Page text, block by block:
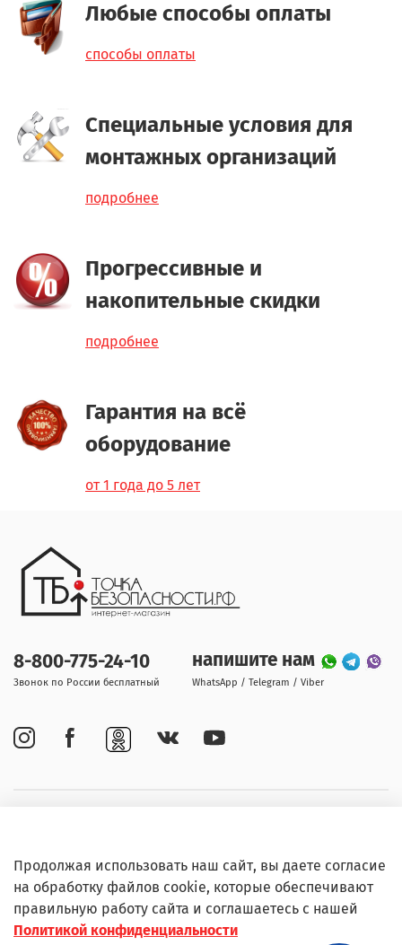
Любые способы оплаты
способы оплаты
Специальные условия для
монтажных организаций
подробнее
Прогрессивные и
накопительные скидки
подробнее
Гарантия на всё
оборудование
от 1 года до 5 лет
Информация
8-800-775-24-10
Звонок по России бесплатный
напишите нам
WhatsApp / Telegram / Viber
Продолжая использовать наш сайт, вы даете согласие
на обработку файлов cookie, которые обеспечивают
правильную работу сайта и соглашаетесь с нашей
Политикой конфиденциальности